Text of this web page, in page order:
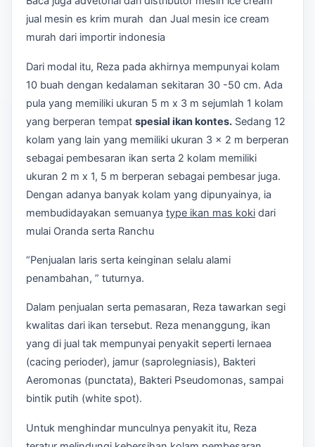
jual mesin es krim murah dan Jual mesin ice cream
murah dari importir indonesia
Dari modal itu, Reza pada akhirnya mempunyai kolam
10 buah dengan kedalaman sekitaran 30 -50 cm. Ada
pula yang memiliki ukuran 5 m x 3 m sejumlah 1 kolam
yang berperan tempat spesial ikan kontes. Sedang 12
kolam yang lain yang memiliki ukuran 3 x 2 m berperan
sebagai pembesaran ikan serta 2 kolam memiliki
ukuran 2 m x 1, 5 m berperan sebagai pembesar juga.
Dengan adanya banyak kolam yang dipunyainya, ia
membudidayakan semuanya type ikan mas koki dari
mulai Oranda serta Ranchu
“Penjualan laris serta keinginan selalu alami
penambahan, ” tuturnya.
Dalam penjualan serta pemasaran, Reza tawarkan segi
kwalitas dari ikan tersebut. Reza menanggung, ikan
yang di jual tak mempunyai penyakit seperti lernaea
(cacing perioder), jamur (saprolegniasis), Bakteri
Aeromonas (punctata), Bakteri Pseudomonas, sampai
bintik putih (white spot).
Untuk menghindar munculnya penyakit itu, Reza